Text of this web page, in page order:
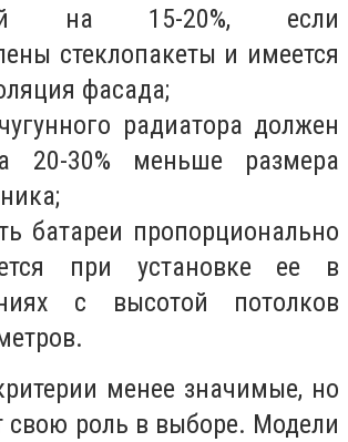
на 15-20%, если
стеклопакеты и имеется
фасада;
радиатора должен
20-30% меньше размера
батареи пропорционально
при установке ее в
с высотой потолков
менее значимые, но
свою роль в выборе. Модели